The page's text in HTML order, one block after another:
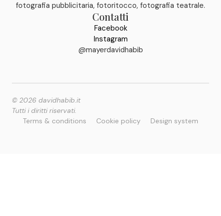
fotografia pubblicitaria, fotoritocco, fotografia teatrale.
Contatti
Facebook
Instagram
@mayerdavidhabib
© 2026 davidhabib.it
Tutti i diritti riservati.
Terms & conditions
Cookie policy Design system